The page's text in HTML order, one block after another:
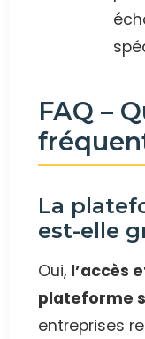
FAQ –
La
est-elle
Oui, l’accès
plateforme
entreprises